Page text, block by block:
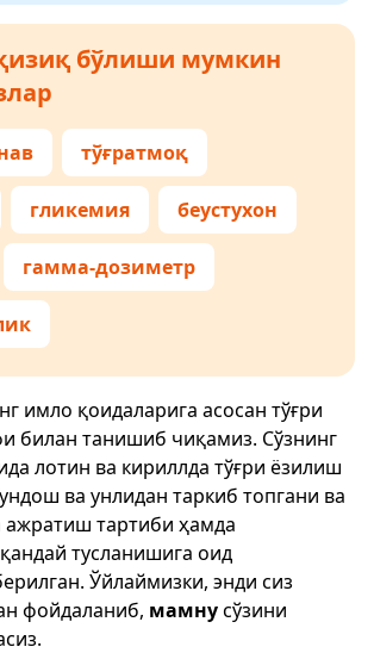
бўлиши мумкин
тўғратмоқ
гликемия беустухон
гамма-дозиметр
имло қоидаларига асосан тўғри
билан танишиб чиқамиз. Сўзнинг
лотин ва кириллда тўғри ёзилиш
ва унлидан таркиб топгани ва
ажратиш тартиби ҳамда
тусланишига оид
Ўйлаймизки, энди сиз
фойдаланиб, мамнусўзини